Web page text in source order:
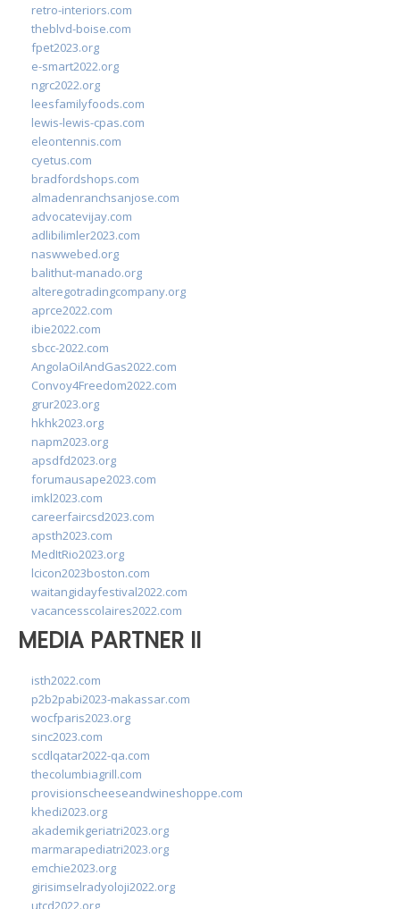
retro-interiors.com
theblvd-boise.com
fpet2023.org
e-smart2022.org
ngrc2022.org
leesfamilyfoods.com
lewis-lewis-cpas.com
eleontennis.com
cyetus.com
bradfordshops.com
almadenranchsanjose.com
advocatevijay.com
adlibilimler2023.com
naswwebed.org
balithut-manado.org
alteregotradingcompany.org
aprce2022.com
ibie2022.com
sbcc-2022.com
AngolaOilAndGas2022.com
Convoy4Freedom2022.com
grur2023.org
hkhk2023.org
napm2023.org
apsdfd2023.org
forumausape2023.com
imkl2023.com
careerfaircsd2023.com
apsth2023.com
MedItRio2023.org
lcicon2023boston.com
waitangidayfestival2022.com
vacancesscolaires2022.com
MEDIA PARTNER II
isth2022.com
p2b2pabi2023-makassar.com
wocfparis2023.org
sinc2023.com
scdlqatar2022-qa.com
thecolumbiagrill.com
provisionscheeseandwineshoppe.com
khedi2023.org
akademikgeriatri2023.org
marmarapediatri2023.org
emchie2023.org
girisimselradyoloji2022.org
utcd2022.org